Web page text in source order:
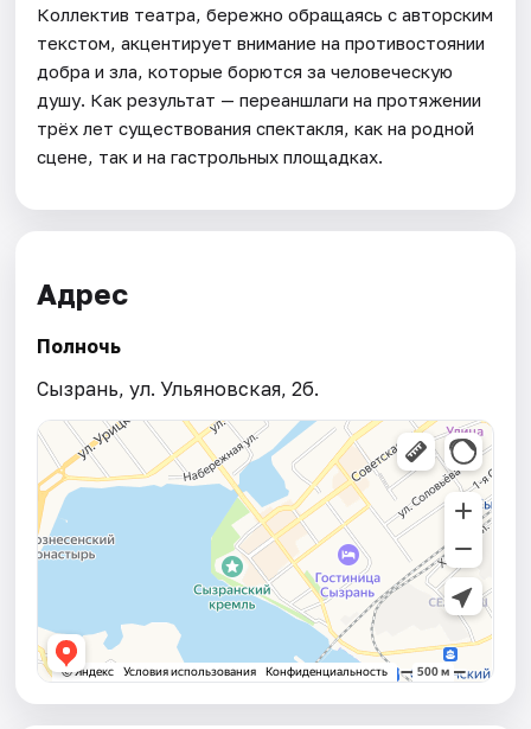
Коллектив театра, бережно обращаясь с авторским
текстом, акцентирует внимание на противостоянии
добра и зла, которые борются за человеческую
душу. Как результат — переаншлаги на протяжении
трёх лет существования спектакля, как на родной
сцене, так и на гастрольных площадках.
Адрес
Полночь
Сызрань, ул. Ульяновская, 2б.